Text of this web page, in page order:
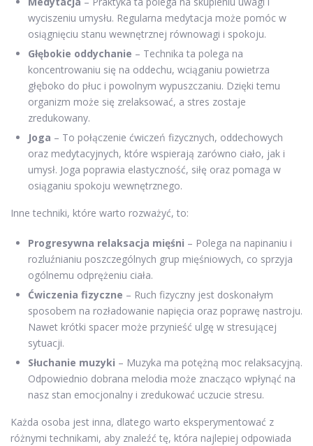
wyciszeniu umysłu. Regularna medytacja może pomóc w
osiągnięciu stanu wewnętrznej równowagi i spokoju.
Głębokie oddychanie – Technika ta polega na
koncentrowaniu się na oddechu, wciąganiu powietrza
głęboko do płuc i powolnym wypuszczaniu. Dzięki temu
organizm może się zrelaksować, a stres zostaje
zredukowany.
Joga – To połączenie ćwiczeń fizycznych, oddechowych
oraz medytacyjnych, które wspierają zarówno ciało, jak i
umysł. Joga poprawia elastyczność, siłę oraz pomaga w
osiąganiu spokoju wewnętrznego.
Inne techniki, które warto rozważyć, to:
Progresywna relaksacja mięśni – Polega na napinaniu i
rozluźnianiu poszczególnych grup mięśniowych, co sprzyja
ogólnemu odprężeniu ciała.
Ćwiczenia fizyczne – Ruch fizyczny jest doskonałym
sposobem na rozładowanie napięcia oraz poprawę nastroju.
Nawet krótki spacer może przynieść ulgę w stresującej
sytuacji.
Słuchanie muzyki – Muzyka ma potężną moc relaksacyjną.
Odpowiednio dobrana melodia może znacząco wpłynąć na
nasz stan emocjonalny i zredukować uczucie stresu.
Każda osoba jest inna, dlatego warto eksperymentować z
różnymi technikami, aby znaleźć tę, która najlepiej odpowiada